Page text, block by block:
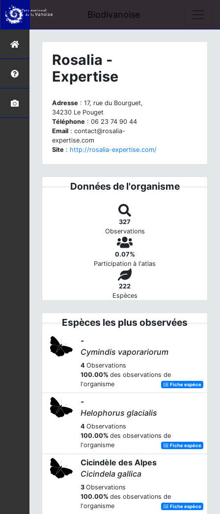
Biodivanoise
Rosalia -
Expertise
Adresse : 17, rue du Bourguet,
34230 Le Pouget
Téléphone : 06 23 74 90 44
Email : contact@rosalia-
expertise.com
Site : http://rosalia-expertise.com/
Données de l'organisme
327
Observations
0.07%
Participation à l'atlas
222
Espèces
Espèces les plus observées
-
Cymindis vaporariorum
4 Observations
100.00% des observations de
l'organisme
Fiche espèce
-
Helophorus glacialis
4 Observations
100.00% des observations de
l'organisme
Fiche espèce
Cicindèle des Alpes
Cicindela gallica
3 Observations
100.00% des observations de
l'organisme
Fiche espèce